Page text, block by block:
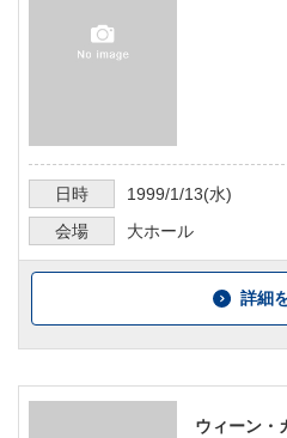
日時 1999/1/13(水)
会場
大ホール
詳細
ウィーン・